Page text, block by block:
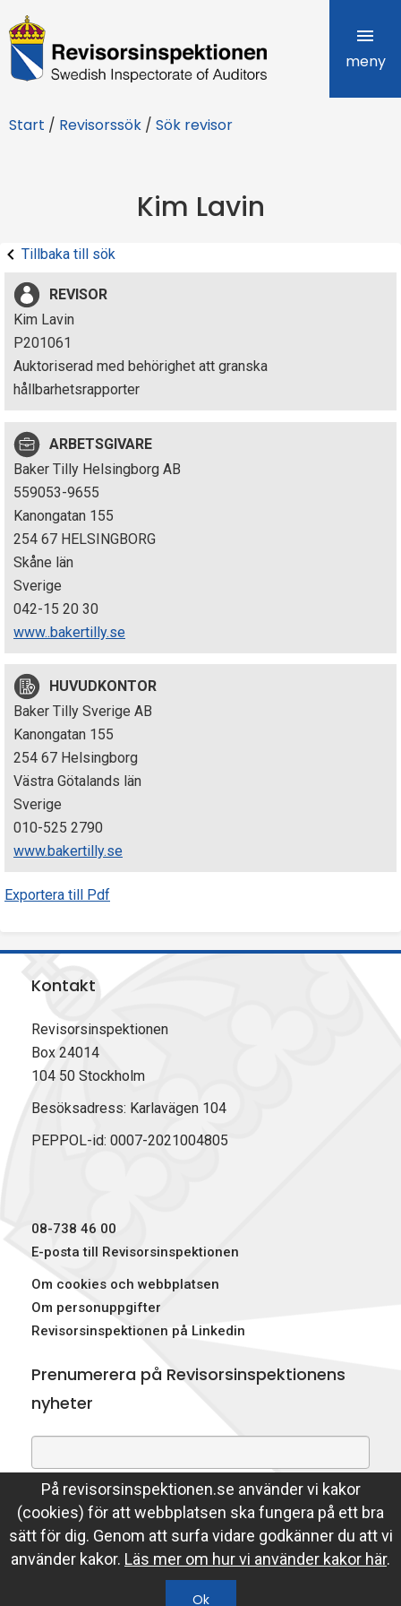
R
e
i
r
s
i
n
s
p
e
k
t
i
o
n
e
n
meny
Start / Revisorssök / Sök revisor
Kim Lavin
Tillbaka till sök
REVISOR
Kim Lavin
P201061
Auktoriserad med behörighet att granska
hållbarhetsrapporter
ARBETSGIVARE
Baker Tilly Helsingborg AB
559053-9655
Kanongatan 155
254 67 HELSINGBORG
Skåne län
Sverige
042-15 20 30
www..bakertilly.se
HUVUDKONTOR
Baker Tilly Sverige AB
Kanongatan 155
254 67 Helsingborg
Västra Götalands län
Sverige
010-525 2790
www.bakertilly.se
Exportera till Pdf
På revisorsinspektionen.se använder vi kakor
(cookies) för att webbplatsen ska fungera på ett bra
sätt för dig. Genom att surfa vidare godkänner du att vi
använder kakor. Läs mer om hur vi använder kakor här.
Kontakt
Revisorsinspektionen
Box 24014
104 50 Stockholm
Besöksadress: Karlavägen 104
PEPPOL-id: 0007-2021004805
08-738 46 00
E-posta till Revisorsinspektionen
Om cookies och webbplatsen
Om personuppgifter
Revisorsinspektionen på Linkedin
Prenumerera på Revisorsinspektionens
nyheter
Genom att prenumerera på nyheter godkänner du att
Revisorsinspektionen lagrar din e-postadress.
Läs mer